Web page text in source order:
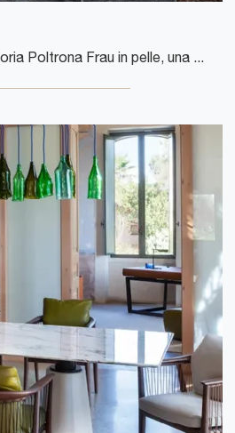
Con questa sedia Vittoria Poltrona Frau in pelle, una delle nostre sedute fisse moderne, potrai arricchire i tuoi spazi.